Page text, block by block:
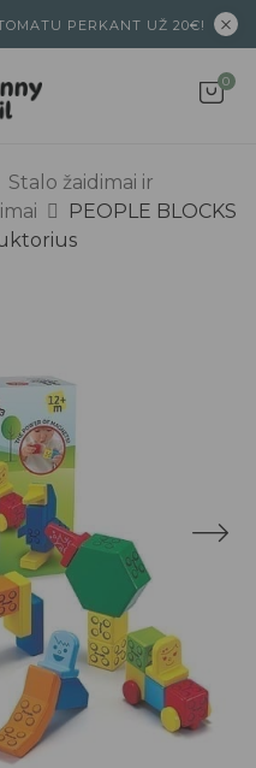
PERKANT UŽ 20€!
0
Stalo žaidimai ir
PEOPLE BLOCKS